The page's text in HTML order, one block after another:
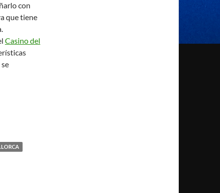
con
que tiene
Casino del